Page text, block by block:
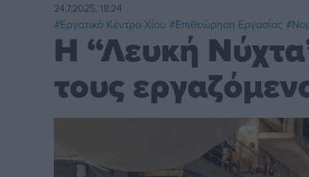
24.7.2025, 18:24
#Εργατικό Κέντρο Χίου #Επιθεώρηση Εργασίας
Η “Λευκή
τους